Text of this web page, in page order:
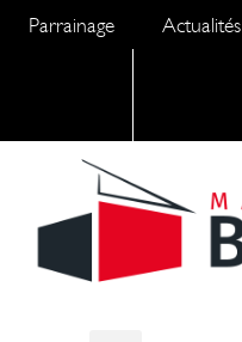
Parrainage Actualités